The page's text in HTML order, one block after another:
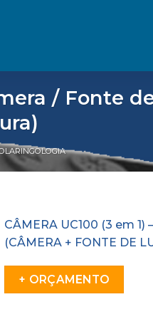
/ Fonte
CÂMERA UC100 (3 em 1)
(CÂMERA + FONTE DE
+ ORÇAMENTO